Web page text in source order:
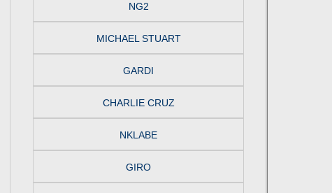
NG2
MICHAEL STUART
GARDI
CHARLIE CRUZ
NKLABE
GIRO